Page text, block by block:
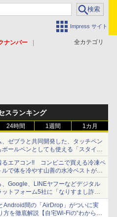
Impress サイト
全カテゴリ
ナンバー
スランキング
24時間 1週間 1カ月
、ゼブラと共同開発した、タッチペン
ボールペンとしても使える「スタイラ
ェイ」発売 iPadにも紙にも、持ち替
き込める
るエアコン!! コンビニで買える冷凍ペ
ルで体を冷やす山善の水冷ベストがロ
クにちょうどいい【ぼっち・ざ・ろー
14】【空いた時間でなにしてる？】
、Google、LINEヤフーなどデジタル
ットフォーム5社に「なりすまし詐欺
策強化を要請 著名人の写真や映像を
資詐欺などへの対策として
Android間の「AirDrop」がついに実
方を徹底解説【自宅Wi-Fiの“わからな